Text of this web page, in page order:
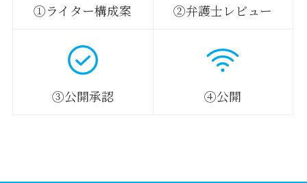
①ライター構成案 ②弁護士レビュー
③公開承認 ④公開